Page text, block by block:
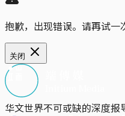
抱歉，出现错误。请再试一
关闭
华文世界不可或缺的深度报